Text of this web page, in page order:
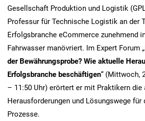
Gesellschaft Produktion und Logistik
Professur für Technische Logistik an der
Erfolgsbranche eCommerce zunehmend
Fahrwasser manövriert. Im Expert Forum „
der Bewährungsprobe? Wie aktuelle
Erfolgsbranche beschäftigen“ (Mittwoch,
– 11:50 Uhr) erörtert er mit Praktikern die
Herausforderungen und Lösungswege für
Prozesse.